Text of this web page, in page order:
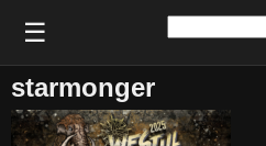
☰
starmonger